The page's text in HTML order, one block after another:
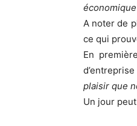
A noter de
ce qui
En
plaisir que
Un jour